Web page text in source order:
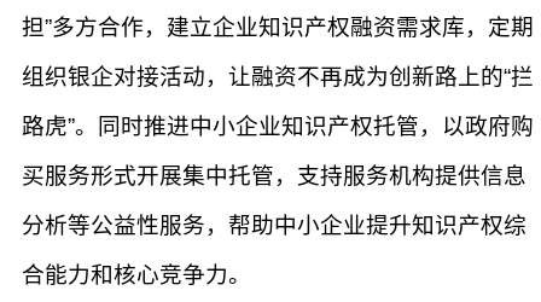
担”多方合作，建立企业知识产权融资需求库，定期
组织银企对接活动，让融资不再成为创新路上的“拦
路虎”。同时推进中小企业知识产权托管，以政府购
买服务形式开展集中托管，支持服务机构提供信息
分析等公益性服务，帮助中小企业提升知识产权综
合能力和核心竞争力。